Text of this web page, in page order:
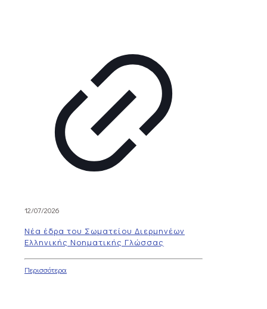
12/07/2026
Νέα έδρα του Σωματείου Διερμηνέων
Ελληνικής Νοηματικής Γλώσσας
Περισσότερα